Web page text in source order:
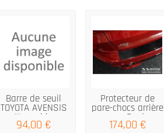
Barre de seuil
TOYOTA AVENSIS
III combi...
94,00 €
Protecteur de
pare-chocs arrière
pour Ford...
174,00 €